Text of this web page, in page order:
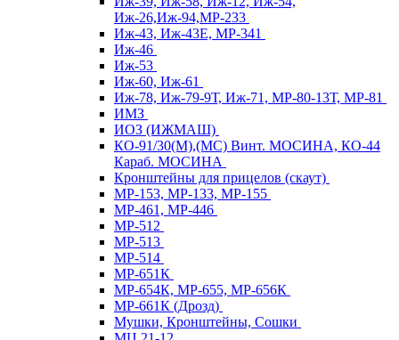
Иж-26,Иж-94,МР-233
Иж-43, Иж-43Е, МР-341
Иж-46
Иж-53
Иж-60, Иж-61
Иж-78, Иж-79-9Т, Иж-71, МР-80-13Т, МР-81
ИМЗ
ИОЗ (ИЖМАШ)
КО-91/30(М),(МС) Винт. МОСИНА, КО-44
Караб. МОСИНА
Кронштейны для прицелов (скаут)
МР-153, МР-133, МР-155
МР-461, МР-446
МР-512
МР-513
МР-514
МР-651К
МР-654К, МР-655, МР-656К
МР-661К (Дрозд)
Мушки, Кронштейны, Сошки